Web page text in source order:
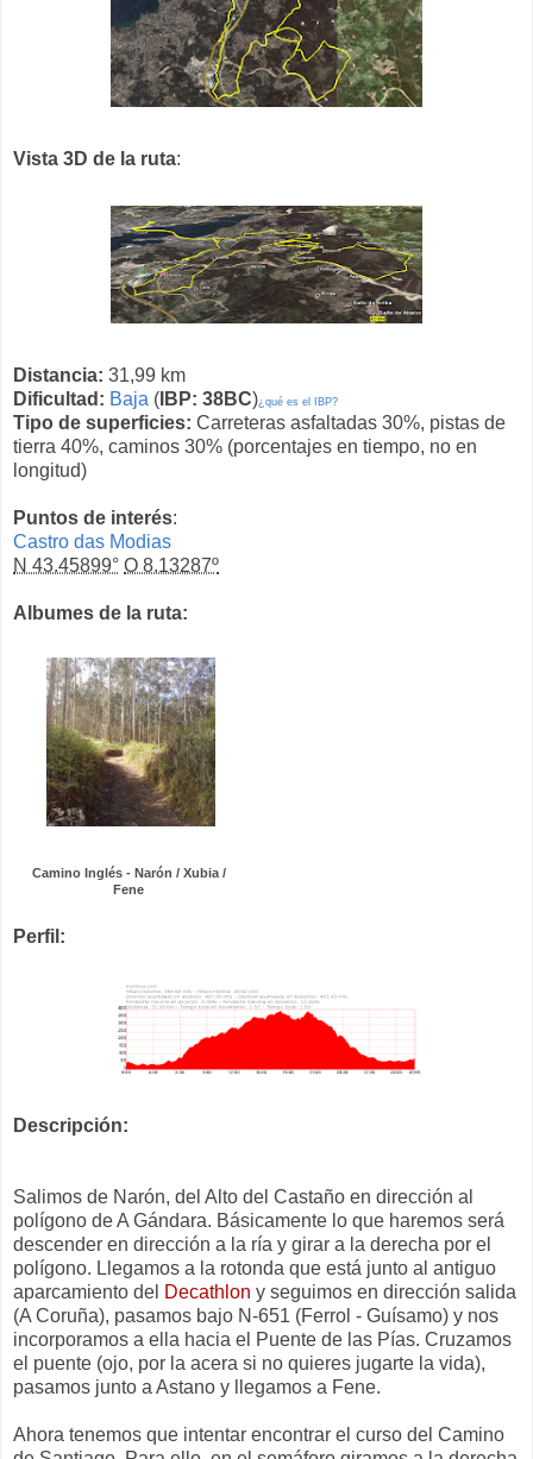
Vista 3D de la ruta:
Distancia: 31,99 km
Dificultad: Baja ( IBP: 38BC)¿qué es el IBP?
Tipo de superficies: Carreteras asfaltadas 30%, pistas de
tierra 40%, caminos 30% (porcentajes en tiempo, no en
longitud)
Puntos de interés:
Castro das Modias
N 43.45899° O 8.13287º
Albumes de la ruta:
Camino Inglés - Narón / Xubia /
Fene
Perfil:
Descripción:
Salimos de Narón, del Alto del Castaño en dirección al
polígono de A Gándara. Básicamente lo que haremos será
descender en dirección a la ría y girar a la derecha por el
polígono. Llegamos a la rotonda que está junto al antiguo
aparcamiento del Decathlon y seguimos en dirección salida
(A Coruña), pasamos bajo N-651 (Ferrol - Guísamo) y nos
incorporamos a ella hacia el Puente de las Pías. Cruzamos
el puente (ojo, por la acera si no quieres jugarte la vida),
pasamos junto a Astano y llegamos a Fene.
Ahora tenemos que intentar encontrar el curso del Camino